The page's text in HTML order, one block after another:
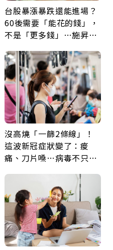
台股暴漲暴跌還能進場？
60後需要「能花的錢」，
不是「更多錢」…施昇
票
沒高燒「一篩2條線」！
這波新冠症狀變了：痠
痛、刀片嗓…病毒不只攻